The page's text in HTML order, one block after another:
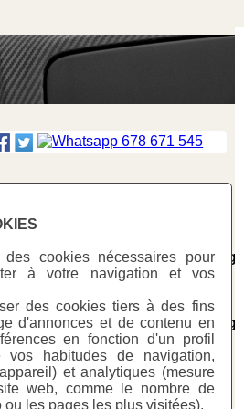
cookies nécessaires pour
à votre navigation et vos
des cookies tiers à des fins
d'annonces et de contenu en
en fonction d'un profil
habitudes de navigation,
et analytiques (mesure
web, comme le nombre de
les pages les plus visitées).
htdocs/web3/
key "id_Fra" in
htdocs/web3/
Ref:PCH 2-11